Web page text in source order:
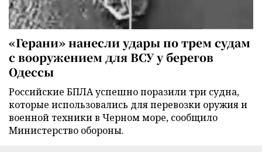
«Герани» нанесли удары по трем судам
с вооружением для ВСУ у берегов
Одессы
Российские БПЛА успешно поразили три судна,
которые использовались для перевозки оружия и
военной техники в Черном море, сообщило
Министерство обороны.